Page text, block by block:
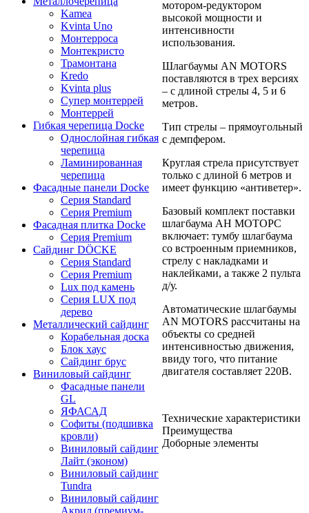
Kamea
Kvinta Uno
Монтерроса
Монтекристо
Трамонтана
Kredo
Kvinta plus
Супер монтеррей
Монтеррей
Гибкая черепица Docke
Однослойная гибкая
черепица
Ламинированная
черепица
Фасадные панели Docke
Серия Standard
Серия Premium
Фасадная плитка Docke
Серия Premium
Сайдинг DÖCKE
Серия Standard
Серия Premium
Lux под камень
Серия LUX под
дерево
Металлический сайдинг
Корабельная доска
Блок хаус
Сайдинг брус
Виниловый сайдинг
Фасадные панели
GL
ЯФАСАД
Софиты (подшивка
кровли)
Виниловый сайдинг
Лайт (эконом)
Виниловый сайдинг
Tundra
Виниловый сайдинг
мотором-редуктором
высокой мощности и
интенсивности
использования.
Шлагбаумы AN MOTORS
поставляются в трех версиях
– с длиной стрелы 4, 5 и 6
метров.
Тип стрелы – прямоугольный
с демпфером.
Круглая стрела присутствует
только с длиной 6 метров и
имеет функцию «антиветер».
Базовый комплект поставки
шлагбаума АН МОТОРС
включает: тумбу шлагбаума
со встроенным приемников,
стрелу с накладками и
наклейками, а также 2 пульта
д/у.
Автоматические шлагбаумы
AN MOTORS рассчитаны на
объекты со средней
интенсивностью движения,
ввиду того, что питание
двигателя составляет 220В.
Технические характеристики
Преимущества
Доборные элементы